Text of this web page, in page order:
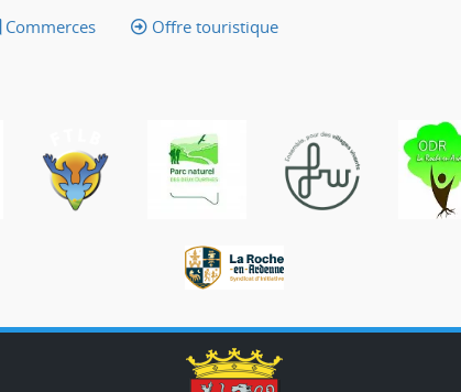
Commerces Offre touristique